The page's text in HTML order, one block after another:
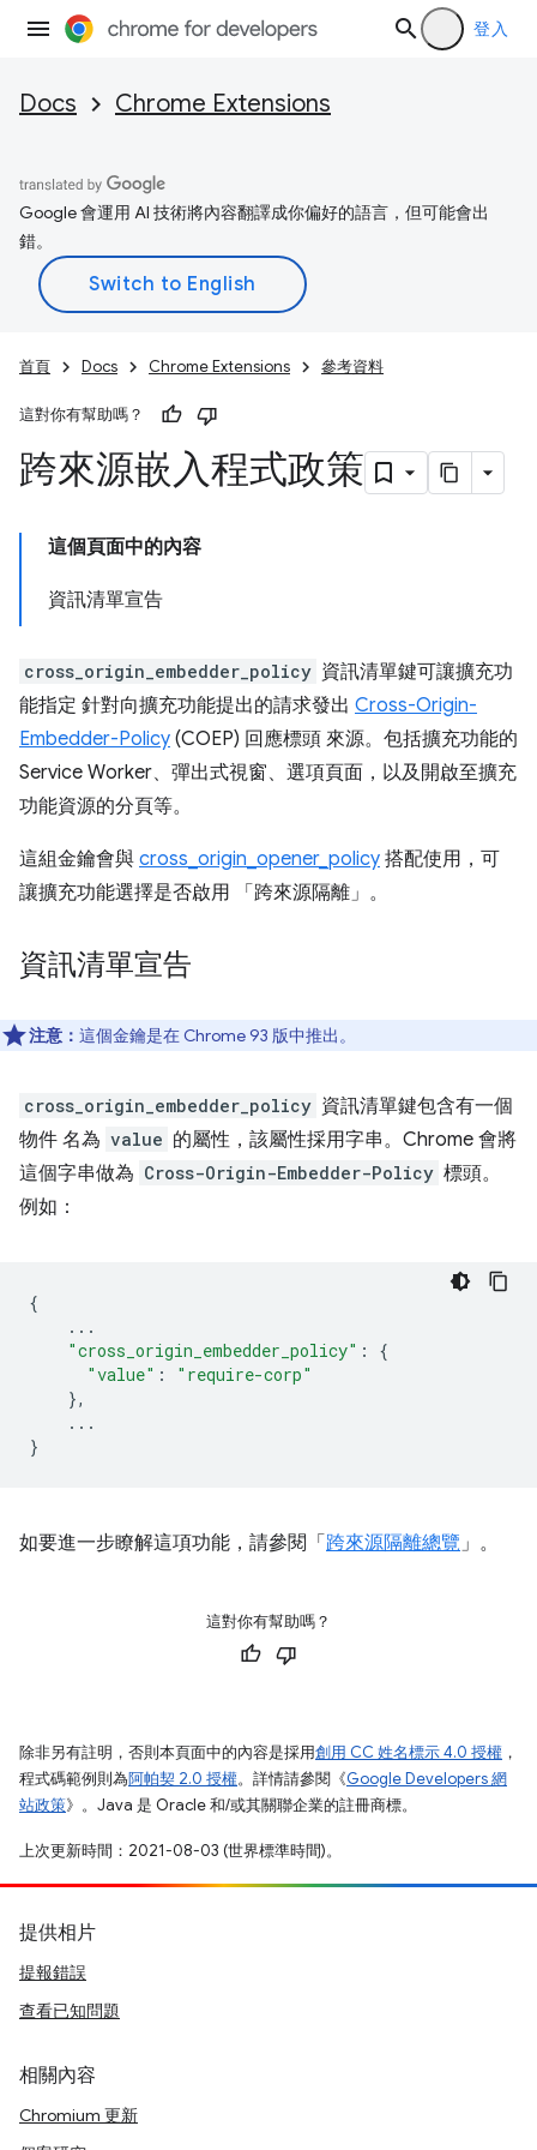
登入
Docs Chrome Extensions
Google 會運用 AI 技術將內容翻譯成你偏好的語言，但可能會出
錯。
首頁 Docs Chrome Extensions 參考資料
這對你有幫助嗎？
跨來源嵌入程式政策
這個頁面中的內容
資訊清單宣告
cross_origin_embedder_policy 資訊清單鍵可讓擴充功
能指定 針對向擴充功能提出的請求發出 Cross-Origin-
Embedder-Policy (COEP) 回應標頭 來源。包括擴充功能的
Service Worker、彈出式視窗、選項頁面，以及開啟至擴充
功能資源的分頁等。
這組金鑰會與 cross_origin_opener_policy 搭配使用，可
讓擴充功能選擇是否啟用 「跨來源隔離」 。
資訊清單宣告
注意： 這個金鑰是在 Chrome 93 版中推出。
cross_origin_embedder_policy 資訊清單鍵包含有一個
物件 名為 value 的屬性，該屬性採用字串。Chrome 會將
這個字串做為 Cross-Origin-Embedder-Policy 標頭。
例如：
{
...
"cross_origin_embedder_policy" :
{
"value" :
"require-corp"
},
...
}
如要進一步瞭解這項功能，請參閱「 跨來源隔離總覽」。
這對你有幫助嗎？
除非另有註明，否則本頁面中的內容是採用創用 CC 姓名標示 4.0 授權 ，
程式碼範例則為阿帕契 2.0 授權。詳情請參閱《Google Developers 網
站政策》。Java 是 Oracle 和/或其關聯企業的註冊商標。
上次更新時間：2021-08-03 (世界標準時間)。
提供相片
提報錯誤
查看已知問題
相關內容
Chromium 更新